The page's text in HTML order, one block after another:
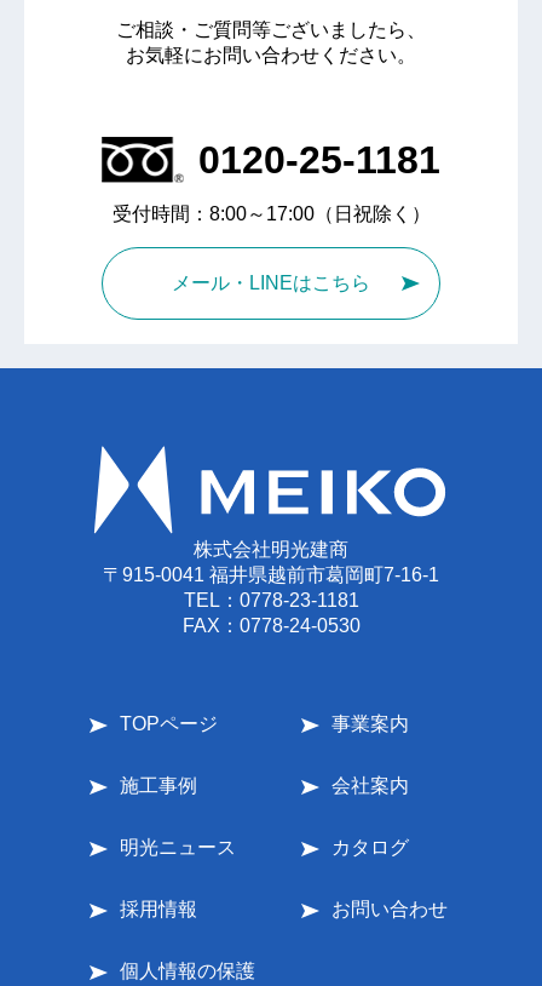
ご相談・ご質問等ございましたら、
お気軽にお問い合わせください。
0120-25-1181
受付時間：8:00～17:00（日祝除く）
メール・LINEはこちら
株式会社明光建商
〒915-0041 福井県越前市葛岡町7-16-1
TEL： 0778-23-1181
FAX：0778-24-0530
TOPページ 事業案内
施工事例 会社案内
明光ニュース カタログ
採用情報 お問い合わせ
個人情報の保護